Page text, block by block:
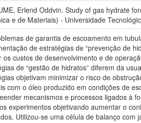
Erlend Oddvin. Study of gas hydrate
e de Materiais) - Universidade
de garantia de escoamento em
de estratégias de “prevenção de
os custos de desenvolvimento e de
de “gestão de hidratos” diferem da
objetivam minimizar o risco de
com o óleo produzido em condições de
mecanismos e processos ligados à
experimentos objetivando aumentar o
Utilizou-se uma célula de balanço